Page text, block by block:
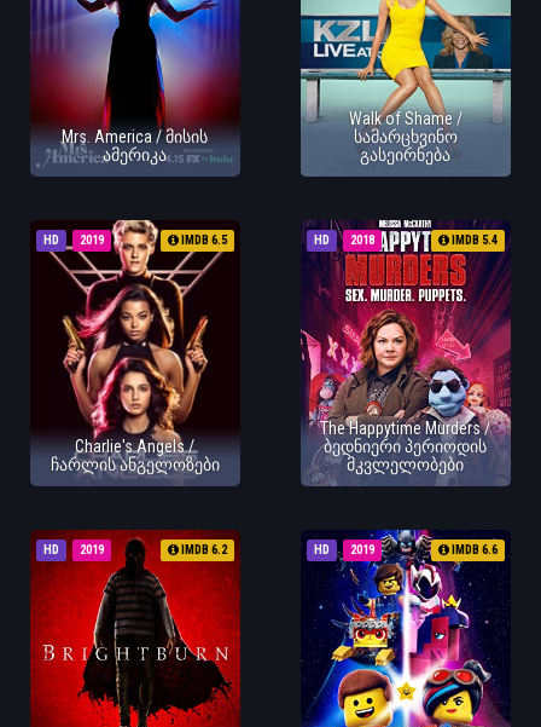
Mrs. America / მისის
ამერიკა
Walk of Shame /
სამარცხვინო
გასეირნება
HD 2019 IMDB 6.5
Charlie's Angels /
ჩარლის ანგელოზები
HD 2018 IMDB 5.4
The Happytime Murders /
ბედნიერი პერიოდის
მკვლელობები
HD 2019 IMDB 6.2 HD 2019 IMDB 6.6